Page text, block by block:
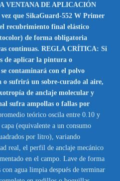
VENTANA DE APLICACIÓN
que SikaGuard-552 W Primer
recubrimiento final elástico
de forma obligatoria
continuas. REGLA CRÍTICA: Si
de aplicar la pintura o
contaminará con el polvo
sufrirá un sobre-curado al aire,
de anclaje molecular y
sufra ampollas o fallas por
teórico oscila entre 0.10 y
(equivalente a un consumo
por litro), variando
real, el perfil de anclaje mecánico
en el campo. Lave de forma
agua limpia después de terminar